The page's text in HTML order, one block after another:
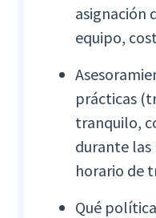
asignación
equipo,
prácticas
tranquilo,
durante las
horario de
Qué